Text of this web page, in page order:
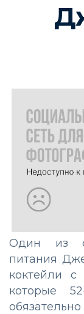
Один из
питания
коктейли
которые